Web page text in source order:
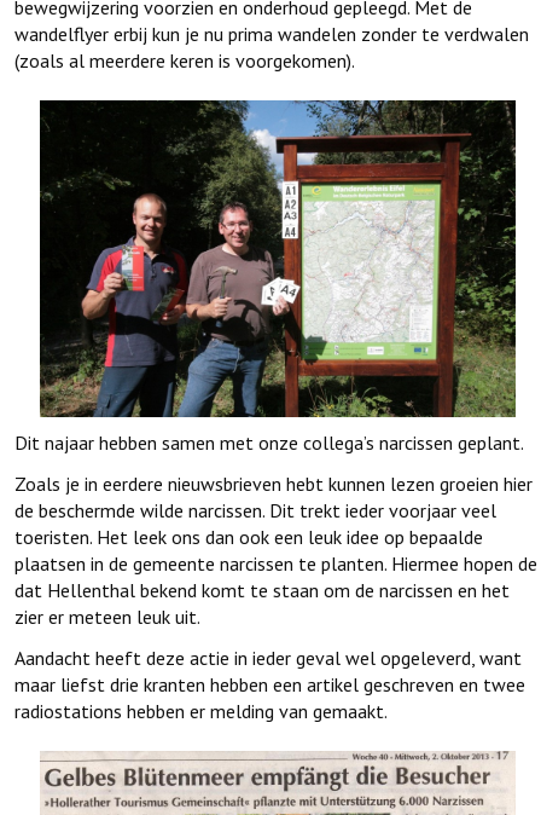
bewegwijzering voorzien en onderhoud gepleegd. Met de
wandelflyer erbij kun je nu prima wandelen zonder te verdwalen
(zoals al meerdere keren is voorgekomen).
Dit najaar hebben samen met onze collega’s narcissen geplant.
Zoals je in eerdere nieuwsbrieven hebt kunnen lezen groeien hier
de beschermde wilde narcissen. Dit trekt ieder voorjaar veel
toeristen. Het leek ons dan ook een leuk idee op bepaalde
plaatsen in de gemeente narcissen te planten. Hiermee hopen de
dat Hellenthal bekend komt te staan om de narcissen en het
zier er meteen leuk uit.
Aandacht heeft deze actie in ieder geval wel opgeleverd, want
maar liefst drie kranten hebben een artikel geschreven en twee
radiostations hebben er melding van gemaakt.